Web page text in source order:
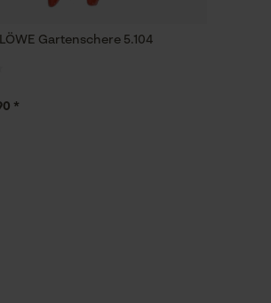
Gartenschere 5.104
*